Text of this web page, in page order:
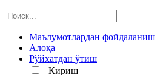
Маълумотлардан фойдаланиш
Алоқа
Рўйхатдан ўтиш
Кириш